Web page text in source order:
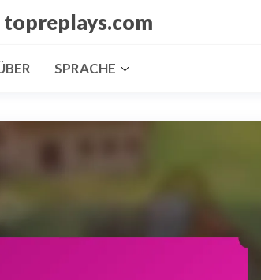
topreplays.com
SPRACHE